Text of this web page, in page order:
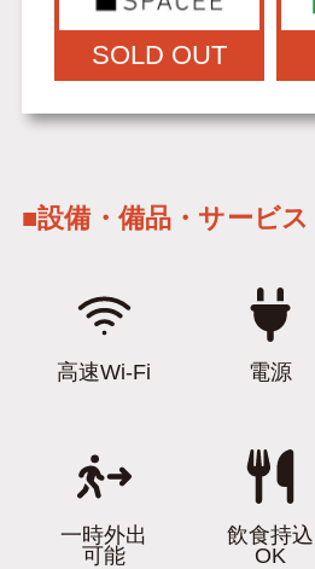
SOLD OUT
■設備・備品・サービス
高速Wi-Fi 電源
一時外出
可能
飲食持込
OK